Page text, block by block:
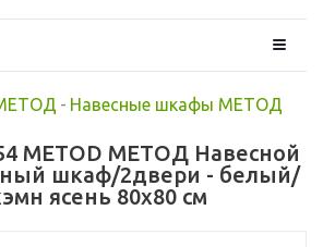
- Навесные шкафы МЕТОД
METOD МЕТОД Навесной
шкаф/2двери - белый/
ясень 80x80 см